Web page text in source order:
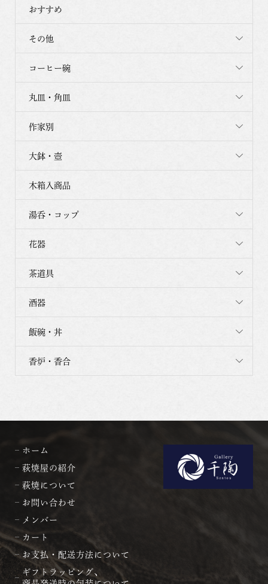
おすすめ
その他
コーヒー碗
丸皿・角皿
作家別
大鉢・壺
木箱入商品
湯呑・コップ
花器
茶道具
酒器
飯碗・丼
香炉・香合
ホーム
萩焼屋の紹介
萩焼について
お問い合わせ
メンバー
カート
お支払・配送方法について
ギフトラッピング、